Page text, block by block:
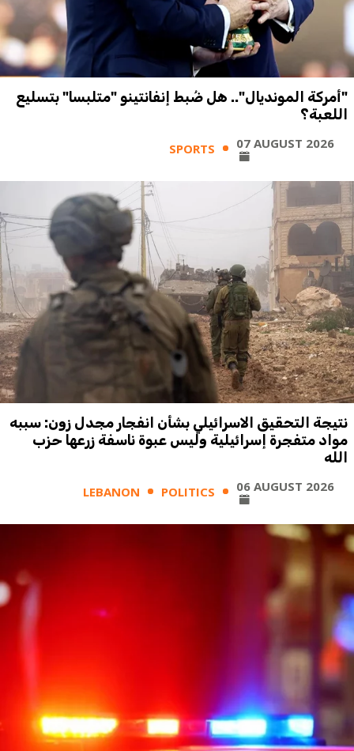
"أمركة المونديال".. هل ضُبط إنفانتينو "متلبسا" بتسليع
اللعبة؟
SPORTS 07 AUGUST 2026
نتيجة التحقيق الاسرائيلي بشأن انفجار مجدل زون: سببه
مواد متفجرة إسرائيلية وليس عبوة ناسفة زرعها حزب
الله
LEBANON POLITICS 06 AUGUST 2026